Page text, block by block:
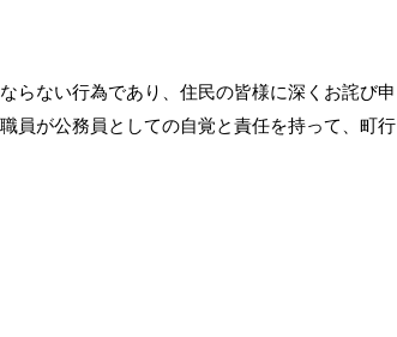
らない行為であり、住民の皆様に深くお詫び申
員が公務員としての自覚と責任を持って、町行